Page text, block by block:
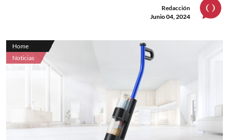
Redacción
Junio 04, 2024
Home
Noticias